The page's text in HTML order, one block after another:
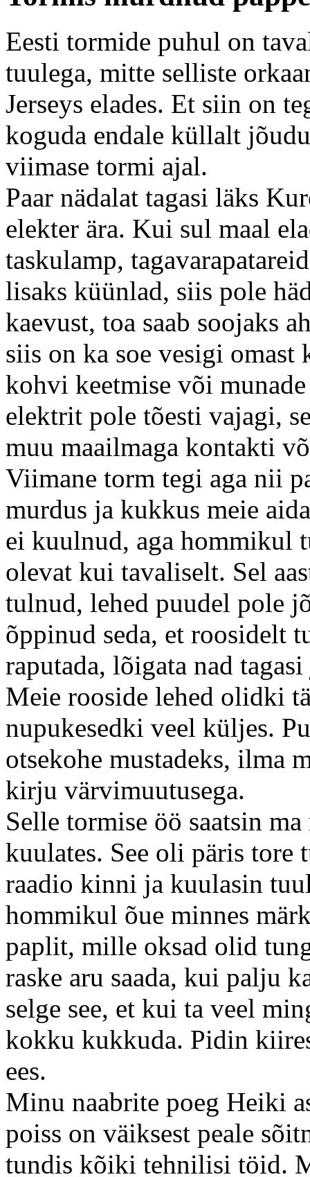
Eesti tormide puhul on
tuulega, mitte selliste
Jerseys elades. Et siin on
koguda endale küllalt
viimase tormi ajal.
Paar nädalat tagasi läks
elekter ära. Kui sul maal
taskulamp,
lisaks küünlad, siis pole
kaevust, toa saab soojaks
siis on ka soe vesigi omast
kohvi keetmise või
elektrit pole tõesti vajagi,
muu maailmaga kontakti
Viimane torm tegi aga nii
murdus ja kukkus meie
ei kuulnud, aga hommikul
olevat kui tavaliselt. Sel
tulnud, lehed puudel pole
õppinud seda, et roosidelt
raputada, lõigata nad
Meie rooside lehed olidki
nupukesedki veel küljes.
otsekohe mustadeks, ilma
kirju värvimuutusega.
Selle tormise öö saatsin
kuulates. See oli päris tore
raadio kinni ja kuulasin
hommikul õue minnes
paplit, mille oksad olid
raske aru saada, kui palju
selge see, et kui ta veel
kokku kukkuda. Pidin
ees.
Minu naabrite poeg Heiki
poiss on väiksest peale
tundis kõiki tehnilisi töid.